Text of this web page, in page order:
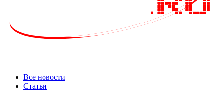
Все новости
Статьи